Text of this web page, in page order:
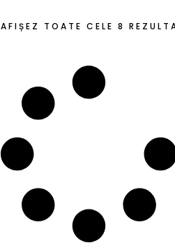
AFIȘEZ TOATE CELE 8